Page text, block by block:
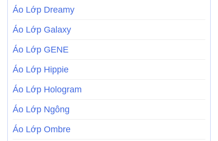
Áo Lớp Dreamy
Áo Lớp Galaxy
Áo Lớp GENE
Áo Lớp Hippie
Áo Lớp Hologram
Áo Lớp Ngông
Áo Lớp Ombre